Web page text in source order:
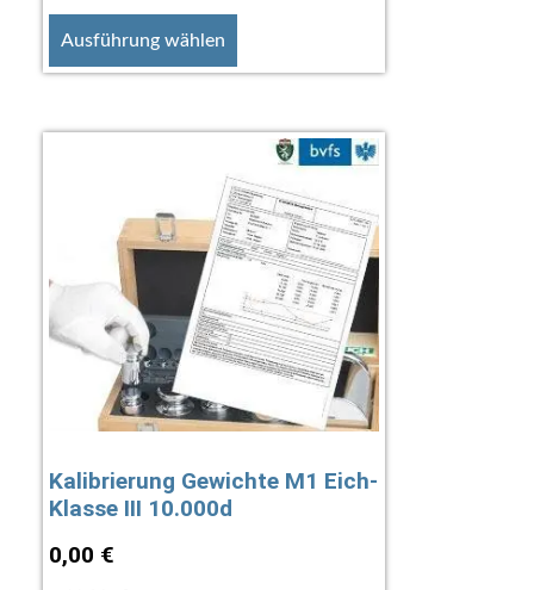
Ausführung wählen
Kalibrierung Gewichte M1 Eich-
Klasse III 10.000d
0,00 €